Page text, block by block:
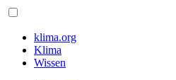
klima.org
Klima
Wissen